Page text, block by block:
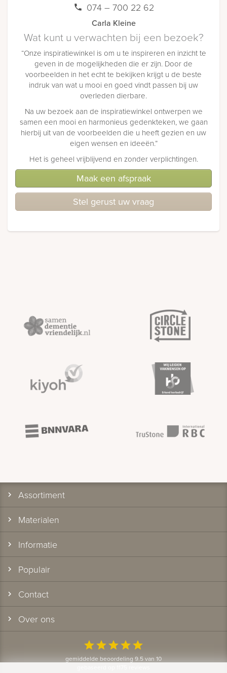
074 – 700 22 62
Carla Kleine
Wat kunt u verwachten bij een bezoek?
“Onze inspiratiewinkel is om u te inspireren en inzicht te
geven in de mogelijkheden die er zijn. Door de
voorbeelden in het echt te bekijken krijgt u de beste
indruk van wat u mooi en goed vindt passen bij uw
overleden dierbare.
Na uw bezoek aan de inspiratiewinkel ontwerpen we
samen een mooi en harmonieus gedenkteken, we gaan
hierbij uit van de voorbeelden die u heeft gezien en uw
eigen wensen en ideeën.”
Het is geheel vrijblijvend en zonder verplichtingen.
Maak een afspraak
Stel gerust uw vraag
Assortiment
Materialen
Informatie
Populair
Contact
Over ons
starstarstarstarstar
gemiddelde beoordeling 9.5 van 10